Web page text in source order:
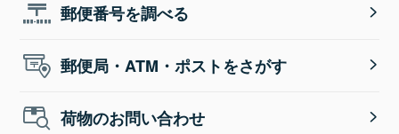
郵便番号を調べる
郵便局・ATM・ポストをさがす
荷物のお問い合わせ